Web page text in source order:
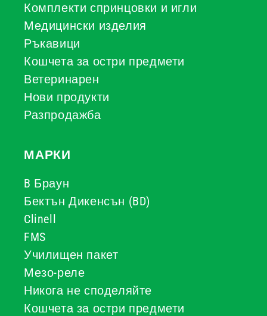
Комплекти спринцовки и игли
Медицински изделия
Ръкавици
Кошчета за остри предмети
Ветеринарен
Нови продукти
Разпродажба
МАРКИ
B Браун
Бектън Дикенсън (BD)
Clinell
FMS
Училищен пакет
Мезо-реле
Никога не споделяйте
Кошчета за остри предмети